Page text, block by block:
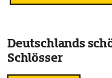
Deutschlands
Schlösser